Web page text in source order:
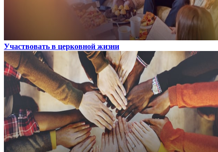
Участвовать в церковной жизни